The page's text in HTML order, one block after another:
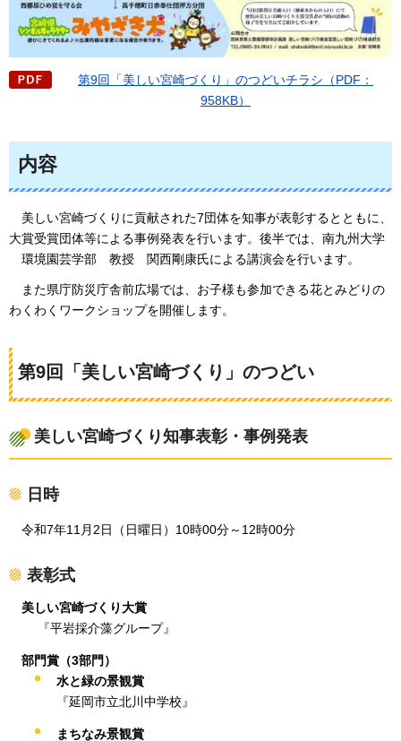
第9回「美しい宮崎づくり」のつどいチラシ（PDF：
958KB）
内容
美しい宮崎づくりに貢献された7団体を知事が表彰するとともに、
大賞受賞団体等による事例発表を行います。後半では、南九州大学
環境園芸学部 教授 関西剛康氏による講演会を行います。
また県庁防災庁舎前広場では、お子様も参加できる花とみどりの
わくわくワークショップを開催します。
第9回「美しい宮崎づくり」のつどい
美しい宮崎づくり知事表彰・事例発表
日時
令和7年11月2日（日曜日）10時00分～12時00分
表彰式
美しい宮崎づくり大賞
『平岩採介藻グループ』
部門賞（3部門）
水と緑の景観賞
『延岡市立北川中学校』
まちなみ景観賞